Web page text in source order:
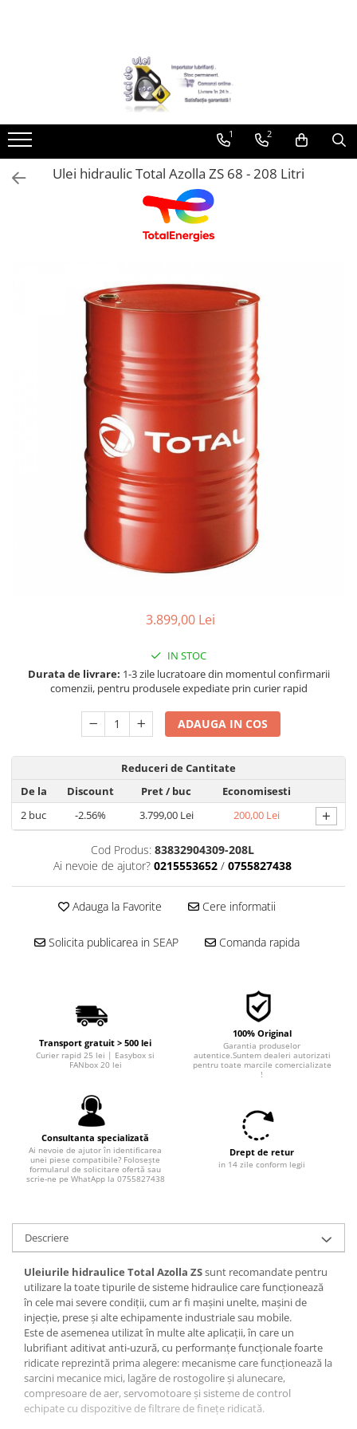
► Detailing si cosmetica
Curatare tapiterie auto
Curatare si intretinere piele
Plastice interioare
Jante si anvelope
Accesorii spalare si uscare
Intretinere motor
Restaurare faruri
Spalare si detailing rapid
Decontaminare vopsea
Intretinere vopsea
Intretinere moto
■ Accesorii filtre
■ Filtre combustibil
■ Filtre hidraulice
■ Filtre uscator
■ Filtre agent racire
Filtre
Accesorii filtre
Filtre aer
Filtre habitaclu
Filtre uscator
Filtre hidraulice
Filtre epurator
Sistem franare
Discuri frana
Saboti frana
Senzori uzura placute
Tamburi frana
Cablu frana de mana
Suport etrier
Electrice
Bujii incandescente
Distributie
Kit distributie
1 2
Ulei hidraulic Total Azolla ZS 68 - 208 Litri
3.899,00 Lei
IN STOC
Durata de livrare: 1-3 zile lucratoare din momentul confirmarii
comenzii, pentru produsele expediate prin curier rapid
ADAUGA IN COS
Reduceri de Cantitate
De la
Discount Pret/ buc
Economisesti
2 buc -2.56% 3.799,00 Lei 200,00 Lei +
Cod Produs: 83832904309-208L
Ai nevoie de ajutor? 0215553652 / 0755827438
Adauga la Favorite Cere informatii
Solicita publicarea in SEAP Comanda rapida
Transport gratuit > 500 lei
Curier rapid 25 lei | Easybox si
FANbox 20 lei
100% Original
Garantia produselor
autentice.Suntem dealeri autorizati
pentru toate marcile comercializate
!
Consultanta specializată
Ai nevoie de ajutor în identificarea
unei piese compatibile? Folosește
formularul de solicitare ofertă sau
scrie-ne pe WhatApp la 0755827438
Drept de retur
in 14 zile conform legii
Descriere
Uleiurile hidraulice Total Azolla ZSsunt recomandate pentru
utilizare la toate tipurile de sisteme hidraulice care funcţionează
în cele mai severe condiţii, cum ar fi maşini unelte, maşini de
injecţie, prese şi alte echipamente industriale sau mobile.
Este de asemenea utilizat în multe alte aplicaţii, în care un
lubrifiant aditivat anti-uzură, cu performanţe funcţionale foarte
ridicate reprezintă prima alegere: mecanisme care funcţionează la
sarcini mecanice mici, lagăre de rostogolire şi alunecare,
compresoare de aer, servomotoare şi sisteme de control
echipate cu dispozitive de filtrare de fineţe ridicată.